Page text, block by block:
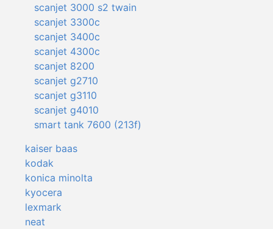
scanjet 3000 s2 twain
scanjet 3300c
scanjet 3400c
scanjet 4300c
scanjet 8200
scanjet g2710
scanjet g3110
scanjet g4010
smart tank 7600 (213f)
kaiser baas
kodak
konica minolta
kyocera
lexmark
neat